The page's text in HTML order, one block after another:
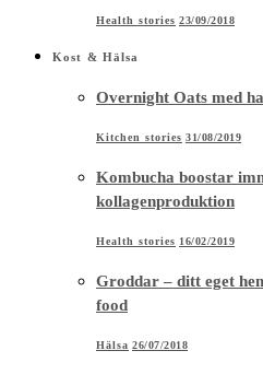
Health stories 23/09/2018
Kost & Hälsa
Overnight Oats med
Kitchen stories 31/08/2019
Kombucha boostar
kollagenproduktion
Health stories 16/02/2019
Groddar – ditt eget
food
Hälsa 26/07/2018